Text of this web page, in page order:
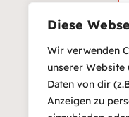
Diese
Wir verwenden
unserer
Daten von dir
Anzeigen zu